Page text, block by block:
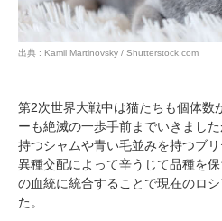
出典 : Kamil Martinovsky / Shutterstock.com
第2次世界大戦中は猫たちも個体数
ーも絶滅の一歩手前までいきまし
持つシャムや青い毛並みを持つブ
異種交配によって辛うじて品種を
の血統に統合することで現在のロ
た。